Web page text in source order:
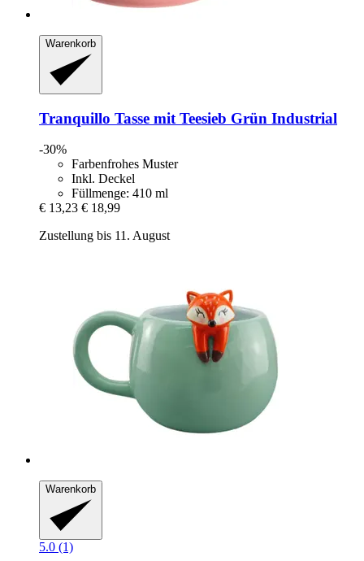
Warenkorb
Tranquillo Tasse mit Teesieb Grün Industrial
-30%
Farbenfrohes Muster
Inkl. Deckel
Füllmenge: 410 ml
€ 13,23 € 18,99
Zustellung bis 11. August
Warenkorb
5.0 (1)